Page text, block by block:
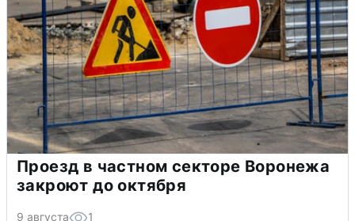
Проезд в частном секторе Воронежа
закроют до октября
9 августа 1